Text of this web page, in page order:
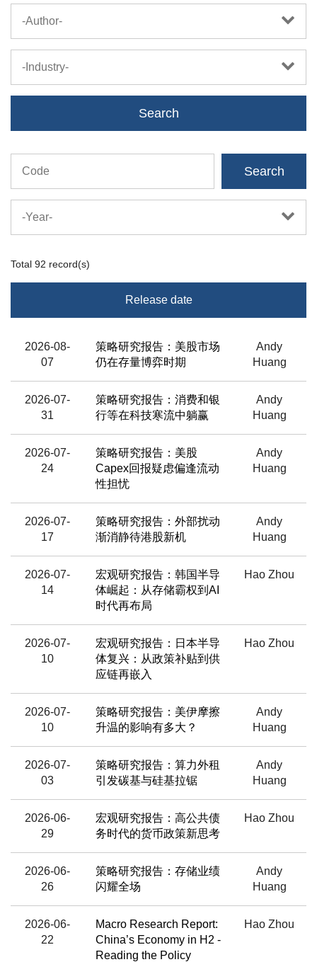
-Author-
-Industry-
Search
Search
-Year-
Total 92 record(s)
Release date
Analyst/Source
2026-08-
07
策略研究报告：美股市场
仍在存量博弈时期
Andy
Huang
2026-07-
31
策略研究报告：消费和银
行等在科技寒流中躺赢
Andy
Huang
2026-07-
24
策略研究报告：美股
Capex回报疑虑偏逢流动
性担忧
Andy
Huang
2026-07-
17
策略研究报告：外部扰动
渐消静待港股新机
Andy
Huang
2026-07-
14
宏观研究报告：韩国半导
体崛起：从存储霸权到AI
时代再布局
Hao Zhou
2026-07-
10
宏观研究报告：日本半导
体复兴：从政策补贴到供
应链再嵌入
Hao Zhou
2026-07-
10
策略研究报告：美伊摩擦
升温的影响有多大？
Andy
Huang
2026-07-
03
策略研究报告：算力外租
引发碳基与硅基拉锯
Andy
Huang
2026-06-
29
宏观研究报告：高公共债
务时代的货币政策新思考
Hao Zhou
2026-06-
26
策略研究报告：存储业绩
闪耀全场
Andy
Huang
2026-06-
22
Macro Research Report:
China’s Economy in H2 -
Reading the Policy
Hao Zhou